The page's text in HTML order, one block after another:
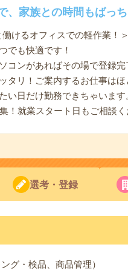
、家族との時間もばっ
けるオフィスでの軽作業！
でも快適です！
コンがあればその場で登録
タリ！ご案内するお仕事は
い日だけ勤務できちゃいま
！就業スタート日もご相談く
選考・登録
グ・検品、商品管理）